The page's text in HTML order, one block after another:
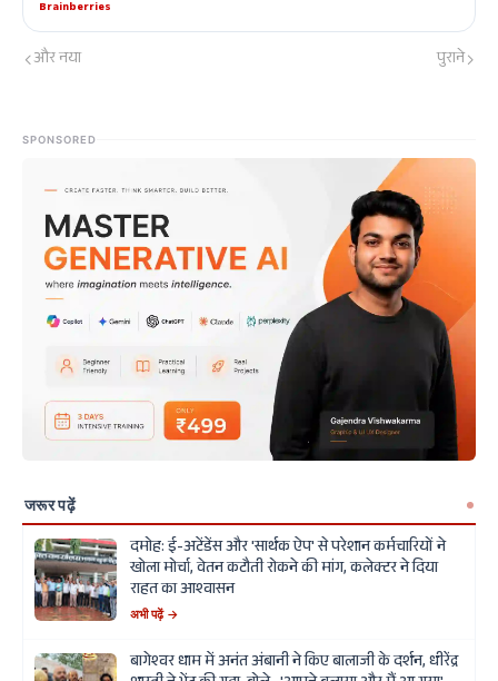
और नया पुराने
SPONSORED
जरूर पढ़ें
दमोह: ई-अटेंडेंस और 'सार्थक ऐप' से परेशान कर्मचारियों ने
खोला मोर्चा, वेतन कटौती रोकने की मांग, कलेक्टर ने दिया
राहत का आश्वासन
अभी पढ़ें →
बागेश्वर धाम में अनंत अंबानी ने किए बालाजी के दर्शन, धीरेंद्र